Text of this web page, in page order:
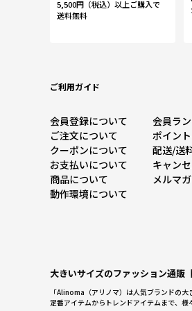
5,500円（税込）以上ご購入で
送料無料
ご利用ガイド
会員登録について
会員ラ
ご注文について
ポイン
クーポンについて
配送/送
お支払いについて
キャン
商品について
メルマ
動作環境について
大きいサイズのファッション通販
「Alinoma（アリノマ）は人気ブランドの
定番アイテムからトレンドアイテムまで、